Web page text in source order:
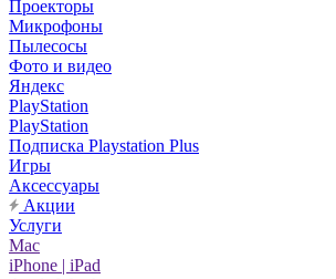
Проекторы
Микрофоны
Пылесосы
Фото и видео
Яндекс
PlayStation
PlayStation
Подписка Playstation Plus
Игры
Аксессуары
Акции
Услуги
Mac
iPhone | iPad